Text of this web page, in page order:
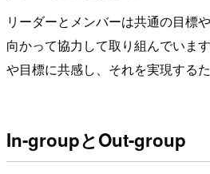
リーダーとメンバーは共通の目標
向かって協力して取り組んでいま
や目標に共感し、それを実現する
In-groupとOut-group